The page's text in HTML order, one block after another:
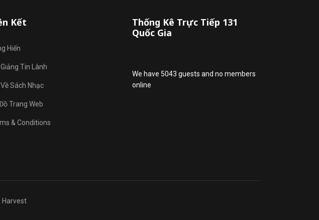
Kết
Hiến
Tin Lành
Sách Nhạc
Trang Web
& Conditions
Thống Kê Trực Tiếp 131
Quốc Gia
We have 5043 guests and no members
online
Harvest